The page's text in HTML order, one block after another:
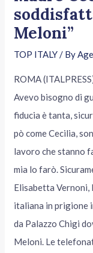
Meloni”
TOP ITALY/ By
ROMA
Avevo bisogno di
fiducia è tanta,
pò come Cecilia,
lavoro che stanno
mia lo farò.
Elisabetta Vernoni,
italiana in prigione
da Palazzo Chigi
Meloni. Le